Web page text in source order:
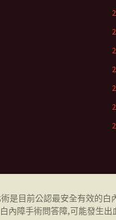
是目前公認最安全有效的
內障手術問答障,可能發生出